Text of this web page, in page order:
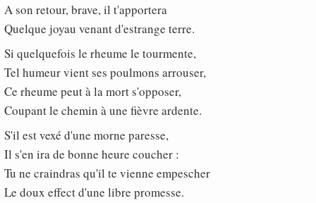
A son retour, brave, il t'apportera
Quelque joyau venant d'estrange terre.
Si quelquefois le rheume le tourmente,
Tel humeur vient ses poulmons arrouser,
Ce rheume peut à la mort s'opposer,
Coupant le chemin à une fièvre ardente.
S'il est vexé d'une morne paresse,
Il s'en ira de bonne heure coucher :
Tu ne craindras qu'il te vienne empescher
Le doux effect d'une libre promesse.